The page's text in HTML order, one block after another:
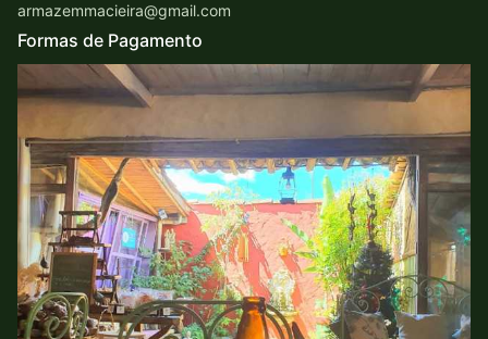
armazemmacieira@gmail.com
Formas de Pagamento